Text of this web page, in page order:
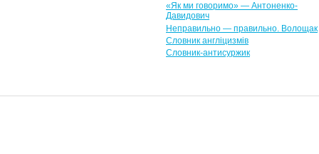
«Як ми говоримо» — Антоненко-
Давидович
Неправильно — правильно. Волощак
Словник англіцизмів
Словник-антисуржик